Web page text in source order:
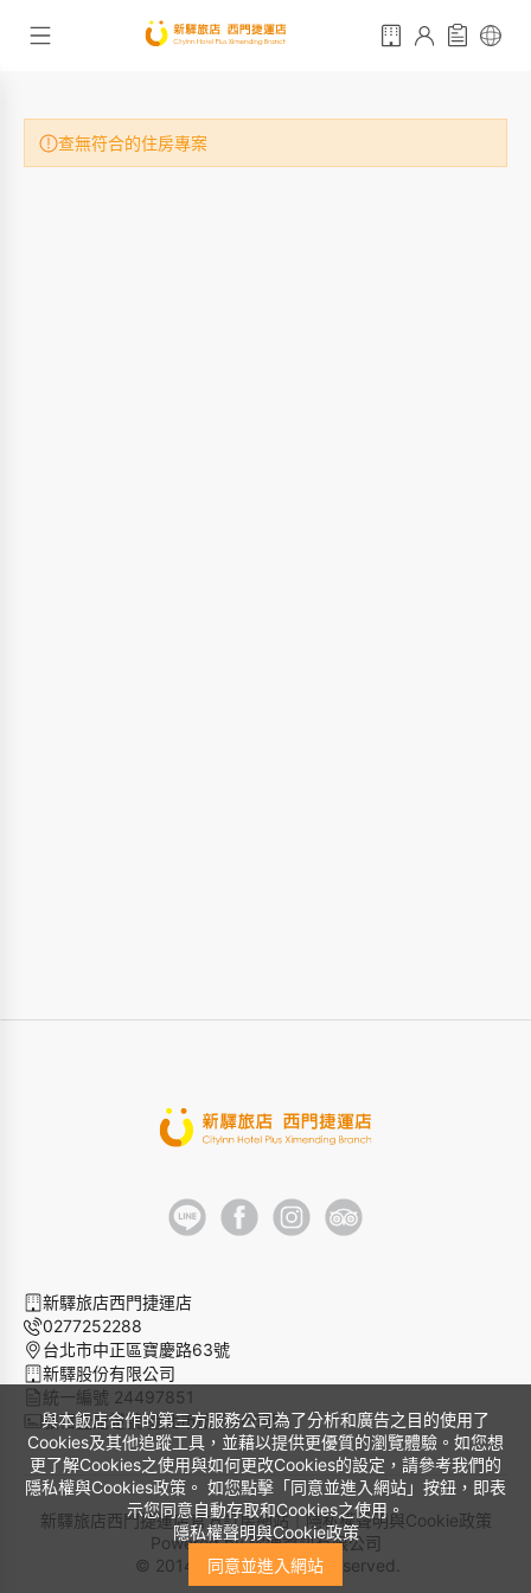
查無符合的住房專案
與本飯店合作的第三方服務公司為了分析和廣告之目的使用了
Cookies及其他追蹤工具，並藉以提供更優質的瀏覽體驗。如您想
更了解Cookies之使用與如何更改Cookies的設定，請參考我們的
隱私權與Cookies政策。 如您點擊「同意並進入網站」按鈕，即表
示您同意自動存取和Cookies之使用。
隱私權聲明與Cookie政策
同意並進入網站
新驛旅店西門捷運店
0277252288
台北市中正區寶慶路63號
新驛股份有限公司
統一編號 24497851
旅宿登記證號 臺北市旅館366號
新驛旅店西門捷運店官方訂房網站｜隱私權聲明與Cookie政策
Powered by曜通資訊有限公司
© 2014-2026 All Rights Reserved.